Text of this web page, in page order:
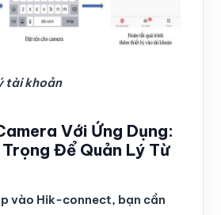
tài khoản
Với Ứng Dụng:
Để Quản Lý Từ
vào Hik-connect, bạn cần